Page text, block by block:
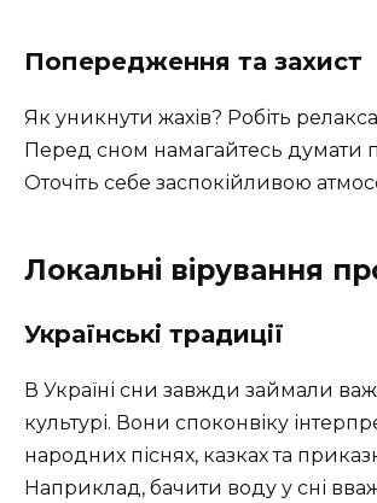
Попередження та захист
Як уникнути жахів? Робіть
Перед сном намагайтесь думати
Оточіть себе заспокійливою
Локальні вірування
Українські традиції
В Україні сни завжди займали
культурі. Вони споконвіку
народних піснях, казках та
Наприклад, бачити воду у сні